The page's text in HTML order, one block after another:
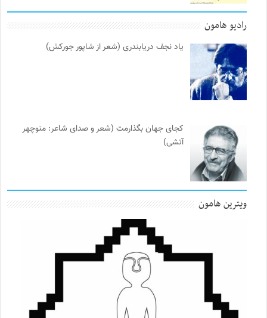
رادیو هامون
یاد نجف دریابندری (شعر از شاپور جورکش)
کجای جهان بگذارمت (شعر و صدای شاعر: منوچهر
آتشی)
ویترین هامون